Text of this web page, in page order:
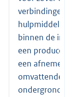
verbindingen
hulpmiddelen
binnen de
een
een afnemer,
omvattende
ondergrondse